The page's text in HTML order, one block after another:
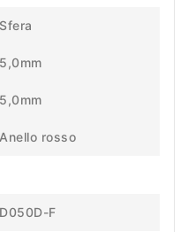
Sfera
5,0mm
5,0mm
Anello rosso
D050D-F